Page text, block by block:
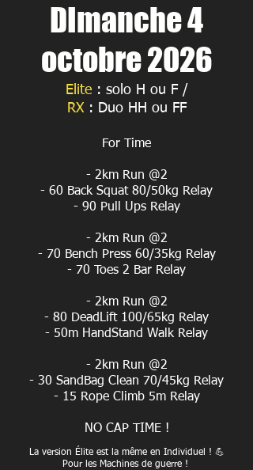
DImanche 4
octobre 2026
Elite: solo H ou F /
RX: Duo HH ou FF
For Time
- 2km Run @2
- 60 Back Squat 80/50kg Relay
- 90 Pull Ups Relay
- 2km Run @2
- 70 Bench Press 60/35kg Relay
- 70 Toes 2 Bar Relay
- 2km Run @2
- 80 DeadLift 100/65kg Relay
- 50m HandStand Walk Relay
- 2km Run @2
- 30 SandBag Clean 70/45kg Relay
- 15 Rope Climb 5m Relay
NO CAP TIME !
La version Élite est la même en Individuel ! 💪
Pour les Machines de guerre !